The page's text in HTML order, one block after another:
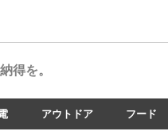
得を。
アウトドア フード